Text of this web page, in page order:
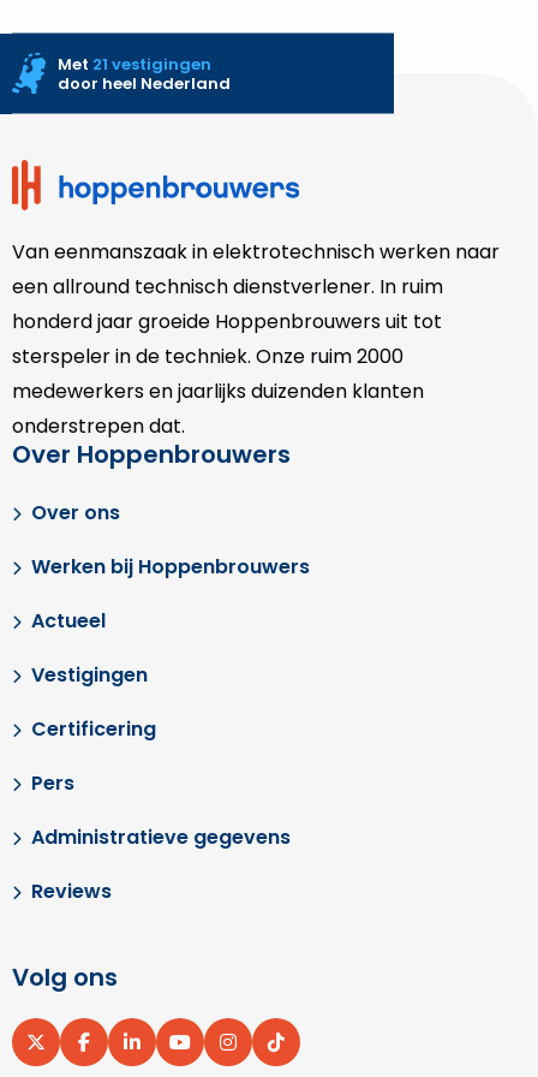
Site
Met 21 vestigingen
door heel Nederland
Van eenmanszaak in elektrotechnisch werken naar
een allround technisch dienstverlener. In ruim
honderd jaar groeide Hoppenbrouwers uit tot
sterspeler in de techniek. Onze ruim 2000
medewerkers en jaarlijks duizenden klanten
onderstrepen dat.
Over Hoppenbrouwers
Over ons
Werken bij Hoppenbrouwers
Actueel
Vestigingen
Certificering
Pers
Administratieve gegevens
Reviews
Volg ons
Ga
Ga
Ga
Ga
Ga
Ga